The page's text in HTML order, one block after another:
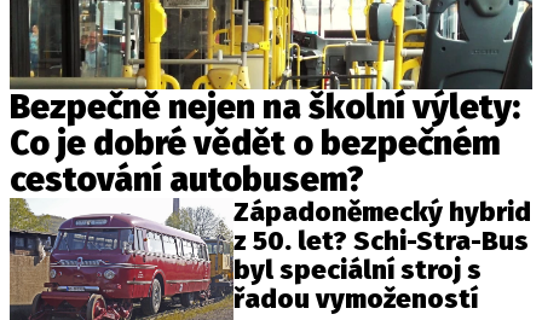
Bezpečně nejen na školní výlety:
Co je dobré vědět o bezpečném
cestování autobusem?
Západoněmecký hybrid
z 50. let? Schi-Stra-Bus
byl speciální stroj s
řadou vymožeností